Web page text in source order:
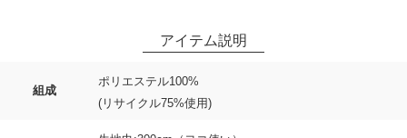
組成
ポリエステル100%
(リサイクル75%使用)